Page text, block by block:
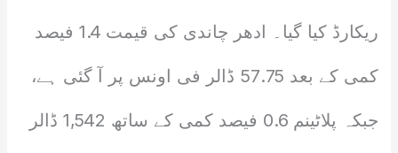
ریکارڈ کیا گیا۔ ادھر چاندی کی قیمت 1.4 فیصد
کمی کے بعد 57.75 ڈالر فی اونس پر آ گئی ہے،
جبکہ پلاٹینم 0.6 فیصد کمی کے ساتھ 1,542 ڈالر